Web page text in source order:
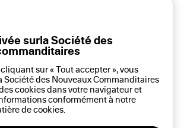
75003 Paris
surla Société des
sur « Tout accepter », vous
Société des Nouveaux Commanditaires
cookies dans votre navigateur et
conformément à notre
decookies.